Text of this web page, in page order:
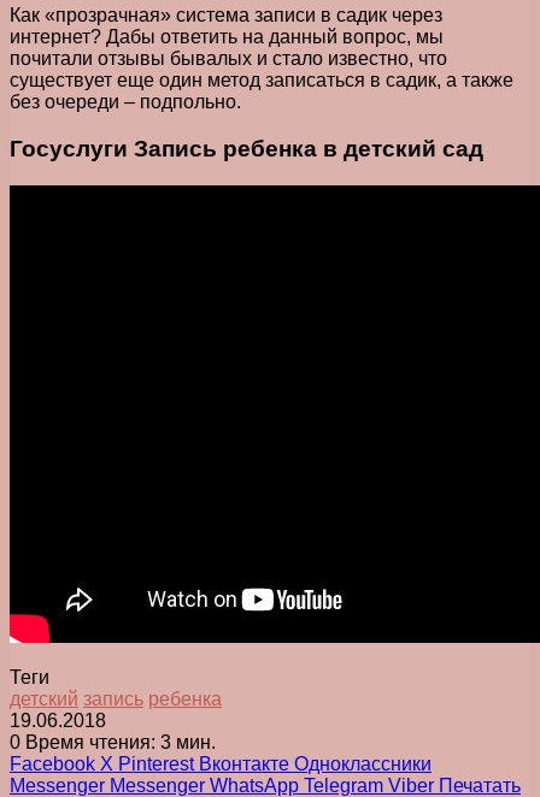
Как «прозрачная» система записи в садик через
интернет? Дабы ответить на данный вопрос, мы
почитали отзывы бывалых и стало известно, что
существует еще один метод записаться в садик, а также
без очереди – подпольно.
Госуслуги Запись ребенка в детский сад
Теги
детский запись ребенка
19.06.2018
0 Время чтения: 3 мин.
Facebook X Pinterest Вконтакте Одноклассники
Messenger Messenger WhatsApp Telegram Viber Печатать